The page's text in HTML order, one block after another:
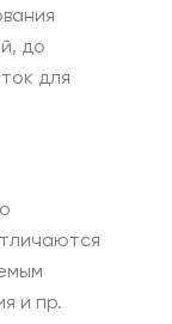
до
для
и пр.